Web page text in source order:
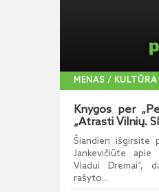
MENAS / KULTŪRA
Knygos per
„Atrasti Vilnių.
Šiandien išgirsite
Jankevičiūte apie
Vladui Drėmai“,
rašyto...